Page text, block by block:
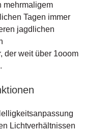
mehrmaligem
Tagen immer
jagdlichen
der weit über 1ooom
Lichtverhältnissen